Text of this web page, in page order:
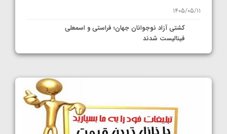
1405/05/11
کشتی آزاد نوجوانان جهان؛ فراستی و اسمعلی
فینالیست شدند
1405/05/09
کشتی فرنگی نوجوانان جهان؛ سکوی تیمی
سوم برای ایران